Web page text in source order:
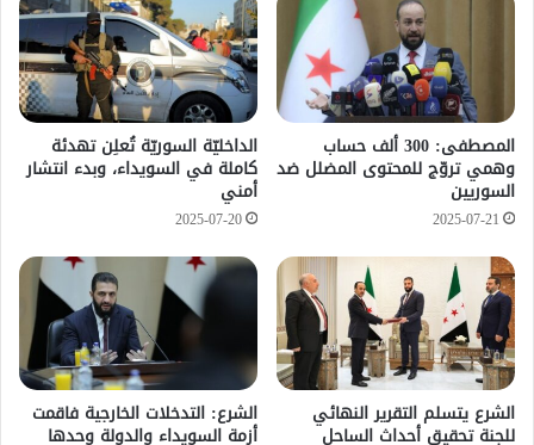
المصطفى: 300 ألف حساب
وهمي تروّج للمحتوى المضلل ضد
السوريين
2025-07-21
الداخليّة السوريّة تُعلِن تهدئة
كاملة في السويداء، وبدء انتشار
أمني
2025-07-20
الشرع يتسلم التقرير النهائي
للجنة تحقيق أحداث الساحل
الشرع: التدخلات الخارجية فاقمت
أزمة السويداء والدولة وحدها